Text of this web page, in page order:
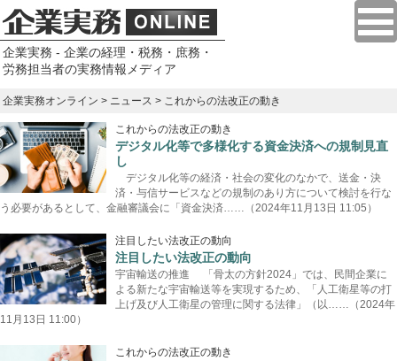
企業実務 - 企業の経理・税務・庶務・
労務担当者の実務情報メディア
企業実務オンライン > ニュース > これからの法改正の動き
これからの法改正の動き
デジタル化等で多様化する資金決済への規制見直
し
デジタル化等の経済・社会の変化のなかで、送金・決
済・与信サービスなどの規制のあり方について検討を行な
う必要があるとして、金融審議会に「資金決済……（2024年11月13日 11:05）
注目したい法改正の動向
注目したい法改正の動向
宇宙輸送の推進 「骨太の方針2024」では、民間企業に
よる新たな宇宙輸送等を実現するため、「人工衛星等の打
上げ及び人工衛星の管理に関する法律」（以……（2024年
11月13日 11:00）
これからの法改正の動き